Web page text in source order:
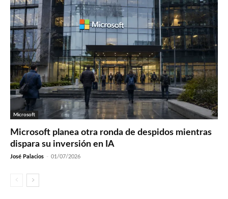
Microsoft
Microsoft planea otra ronda de despidos mientras
dispara su inversión en IA
José Palacios - 01/07/2026